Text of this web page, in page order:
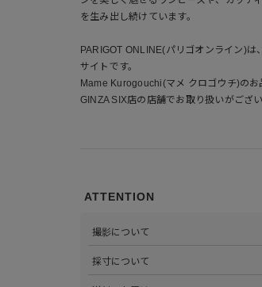
を生み出し続けています。
PARIGOT ONLINE(パリゴオンライン)
サイトです。
Mame Kurogouchi(マメ クロゴウチ)のお
GINZA SIX店の店舗でお取り扱いがござい
ATTENTION
撮影について
心がけています。詳しくは
採寸について